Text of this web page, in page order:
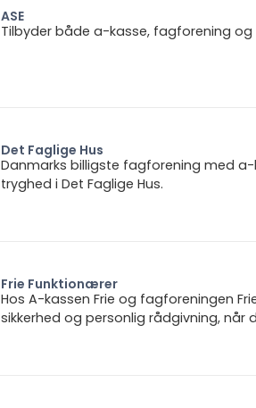
ASE
Tilbyder både a-kasse, fagforening
Det Faglige Hus
Danmarks billigste fagforening med
tryghed i Det Faglige Hus.
Frie Funktionærer
Hos A-kassen Frie og fagforeningen
sikkerhed og personlig rådgivning, når